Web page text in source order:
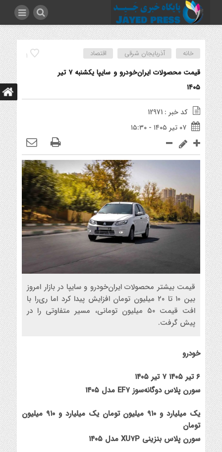
1 خانه آذربایجان شرقی اقتصاد
قیمت محصولات ایران‌خودرو و سایپا یکشنبه ۷ تیر
۱۴۰۵
کد خبر : 12971
۰۷ تیر ۱۴۰۵ - ۱۵:۳۰
قیمت بیشتر محصولات ایران‌خودرو و سایپا در بازار امروز
بین ۱۰ تا ۲۰ میلیون تومان افزایش پیدا کرد اما ری‌را با
افت قیمت ۵۰ میلیون تومانی، مسیر متفاوتی را در
پیش گرفت.
خودرو
۶ تیر ۱۴۰۵
۷ تیر ۱۴۰۵
سورن پلاس دوگانه‌سوز EF۷ مدل ۱۴۰۵
یک میلیارد و ۹۱۰ میلیون تومان
یک میلیارد و ۹۱۰ میلیون
تومان
سورن پلاس بنزینی XU۷P مدل ۱۴۰۵